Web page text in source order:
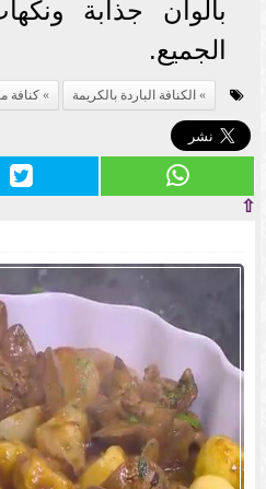
بألوان جذابة
الجميع.
الكنافة الباردة بالكريمة كنافة
⇧